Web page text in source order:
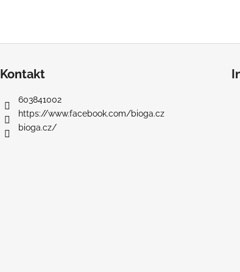
Kontakt
603841002
https://www.facebook.com/bioga.cz
bioga.cz/